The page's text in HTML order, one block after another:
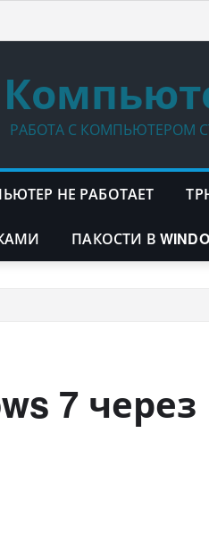
РАБОТА С КОМПЬЮТЕРОМ
НЕ РАБОТАЕТ
ПАКОСТИ В
7 через